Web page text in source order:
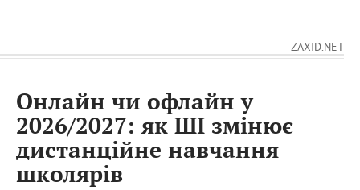
ZAXID.NET
Онлайн чи офлайн у
2026/2027: як ШІ змінює
дистанційне навчання
школярів